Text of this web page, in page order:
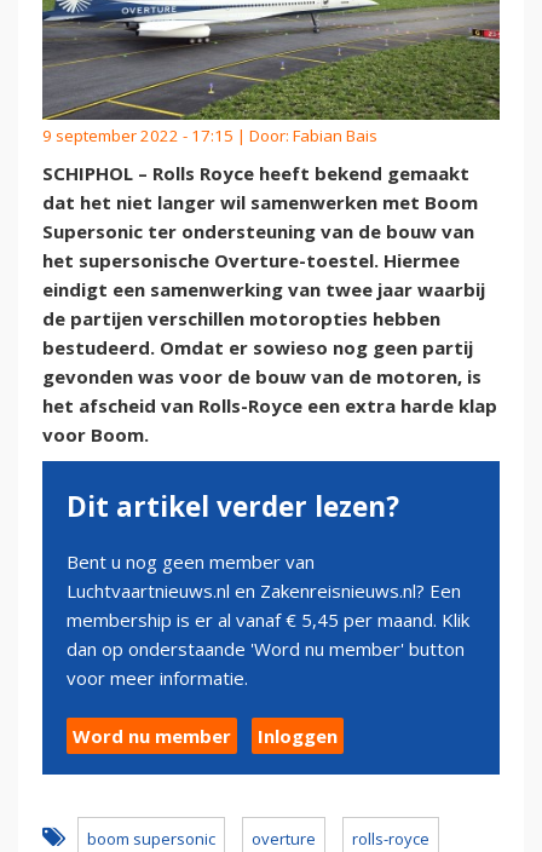
9 september 2022 - 17:15 | Door: Fabian Bais
SCHIPHOL – Rolls Royce heeft bekend gemaakt
dat het niet langer wil samenwerken met Boom
Supersonic ter ondersteuning van de bouw van
het supersonische Overture-toestel. Hiermee
eindigt een samenwerking van twee jaar waarbij
de partijen verschillen motoropties hebben
bestudeerd. Omdat er sowieso nog geen partij
gevonden was voor de bouw van de motoren, is
het afscheid van Rolls-Royce een extra harde klap
voor Boom.
Dit artikel verder lezen?
Bent u nog geen member van
Luchtvaartnieuws.nl en Zakenreisnieuws.nl? Een
membership is er al vanaf € 5,45 per maand. Klik
dan op onderstaande 'Word nu member' button
voor meer informatie.
Word nu member Inloggen
boom supersonic overture rolls-royce